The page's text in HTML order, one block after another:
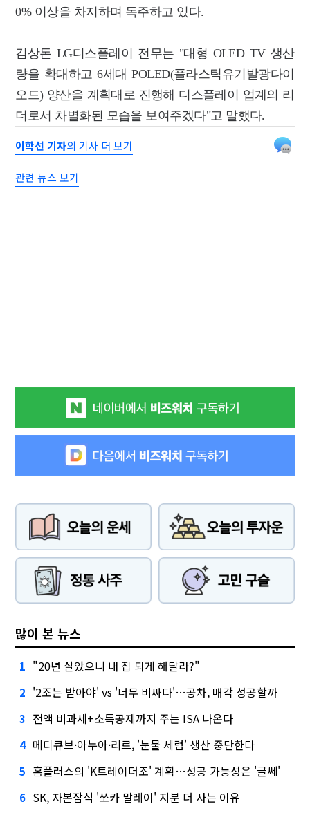
0% 이상을 차지하며 독주하고 있다.
김상돈 LG디스플레이 전무는 "대형 OLED TV 생산
량을 확대하고 6세대 POLED(플라스틱유기발광다이
오드) 양산을 계획대로 진행해 디스플레이 업계의 리
더로서 차별화된 모습을 보여주겠다"고 말했다.
이학선 기자의 기사 더 보기
관련 뉴스 보기
많이 본 뉴스
1 "20년 살았으니 내 집 되게 해달라?"
2 '2조는 받아야' vs '너무 비싸다'…공차, 매각 성공할까
3 전액 비과세+소득공제까지 주는 ISA 나온다
4 메디큐브·아누아·리르, '눈물 세럼' 생산 중단한다
5 홈플러스의 'K트레이더조' 계획…성공 가능성은 '글쎄'
6 SK, 자본잠식 '쏘카 말레이' 지분 더 사는 이유